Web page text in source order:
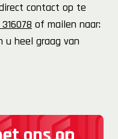
contact op te
of mailen naar:
u heel graag van